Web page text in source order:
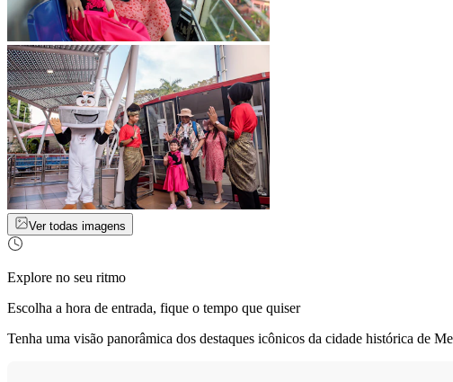
Ver todas imagens
Explore no seu ritmo
Escolha a hora de entrada, fique o tempo que quiser
Tenha uma visão panorâmica dos destaques icônicos da cidade histórica de